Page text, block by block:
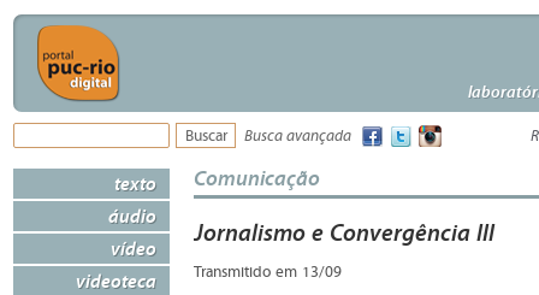
Busca avançada
texto
áudio
vídeo
videoteca
Comunicação
Jornalismo e Convergência III
Transmitido em 13/09